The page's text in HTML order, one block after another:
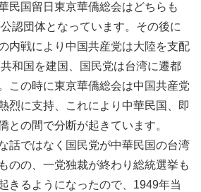
民国留日東京華僑総会はどちらも
認団体となっています。その後に
内戦により中国共産党は大陸を支配
和国を建国、国民党は台湾に遷都
この時に東京華僑総会は中国共産党
烈に支持、これにより中華民国、即
との間で分断が起きています。
話ではなく国民党が中華民国の台湾
のの、一党独裁が終わり総統選挙も
きるようになったので、1949年当